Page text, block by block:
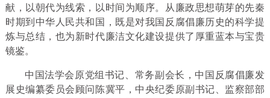
献，以朝代为线索，以时间为顺序。从廉政思想萌芽的先秦
时期到中华人民共和国，既是对我国反腐倡廉历史的科学提
炼与总结，也为新时代廉洁文化建设提供了厚重蓝本与宝贵
镜鉴。
中国法学会原党组书记、常务副会长，中国反腐倡廉发
展史编纂委员会顾问陈冀平，中央纪委原副书记、监察部部